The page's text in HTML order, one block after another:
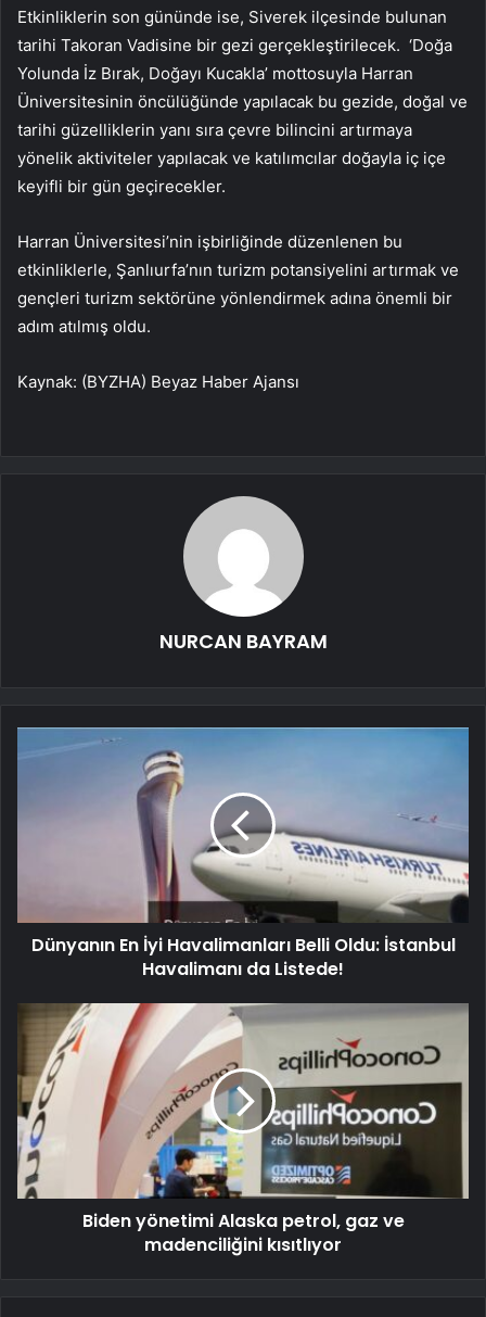
Etkinliklerin son gününde ise, Siverek ilçesinde bulunan
tarihi Takoran Vadisine bir gezi gerçekleştirilecek. ‘Doğa
Yolunda İz Bırak, Doğayı Kucakla’ mottosuyla Harran
Üniversitesinin öncülüğünde yapılacak bu gezide, doğal ve
tarihi güzelliklerin yanı sıra çevre bilincini artırmaya
yönelik aktiviteler yapılacak ve katılımcılar doğayla iç içe
keyifli bir gün geçirecekler.
Harran Üniversitesi’nin işbirliğinde düzenlenen bu
etkinliklerle, Şanlıurfa’nın turizm potansiyelini artırmak ve
gençleri turizm sektörüne yönlendirmek adına önemli bir
adım atılmış oldu.
Kaynak: (BYZHA) Beyaz Haber Ajansı
NURCAN BAYRAM
Dünyanın En İyi Havalimanları Belli Oldu: İstanbul
Havalimanı da Listede!
Biden yönetimi Alaska petrol, gaz ve
madenciliğini kısıtlıyor